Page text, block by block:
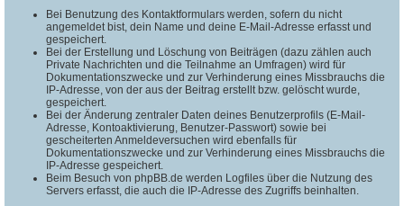
Bei Benutzung des Kontaktformulars werden, sofern du nicht
angemeldet bist, dein Name und deine E-Mail-Adresse erfasst und
gespeichert.
Bei der Erstellung und Löschung von Beiträgen (dazu zählen auch
Private Nachrichten und die Teilnahme an Umfragen) wird für
Dokumentationszwecke und zur Verhinderung eines Missbrauchs die
IP-Adresse, von der aus der Beitrag erstellt bzw. gelöscht wurde,
gespeichert.
Bei der Änderung zentraler Daten deines Benutzerprofils (E-Mail-
Adresse, Kontoaktivierung, Benutzer-Passwort) sowie bei
gescheiterten Anmeldeversuchen wird ebenfalls für
Dokumentationszwecke und zur Verhinderung eines Missbrauchs die
IP-Adresse gespeichert.
Beim Besuch von phpBB.de werden Logfiles über die Nutzung des
Servers erfasst, die auch die IP-Adresse des Zugriffs beinhalten.